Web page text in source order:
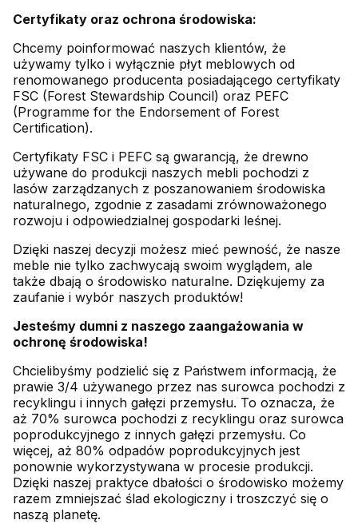
Certyfikaty oraz ochrona środowiska:
Chcemy poinformować naszych klientów, że
używamy tylko i wyłącznie płyt meblowych od
renomowanego producenta posiadającego certyfikaty
FSC (Forest Stewardship Council) oraz PEFC
(Programme for the Endorsement of Forest
Certification).
Certyfikaty FSC i PEFC są gwarancją, że drewno
używane do produkcji naszych mebli pochodzi z
lasów zarządzanych z poszanowaniem środowiska
naturalnego, zgodnie z zasadami zrównoważonego
rozwoju i odpowiedzialnej gospodarki leśnej.
Dzięki naszej decyzji możesz mieć pewność, że nasze
meble nie tylko zachwycają swoim wyglądem, ale
także dbają o środowisko naturalne. Dziękujemy za
zaufanie i wybór naszych produktów!
Jesteśmy dumni z naszego zaangażowania w
ochronę środowiska!
Chcielibyśmy podzielić się z Państwem informacją, że
prawie 3/4 używanego przez nas surowca pochodzi z
recyklingu i innych gałęzi przemysłu. To oznacza, że
aż 70% surowca pochodzi z recyklingu oraz surowca
poprodukcyjnego z innych gałęzi przemysłu. Co
więcej, aż 80% odpadów poprodukcyjnych jest
ponownie wykorzystywana w procesie produkcji.
Dzięki naszej praktyce dbałości o środowisko możemy
razem zmniejszać ślad ekologiczny i troszczyć się o
naszą planetę.